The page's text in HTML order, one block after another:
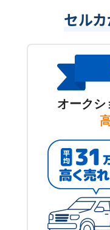
セル
オークシ